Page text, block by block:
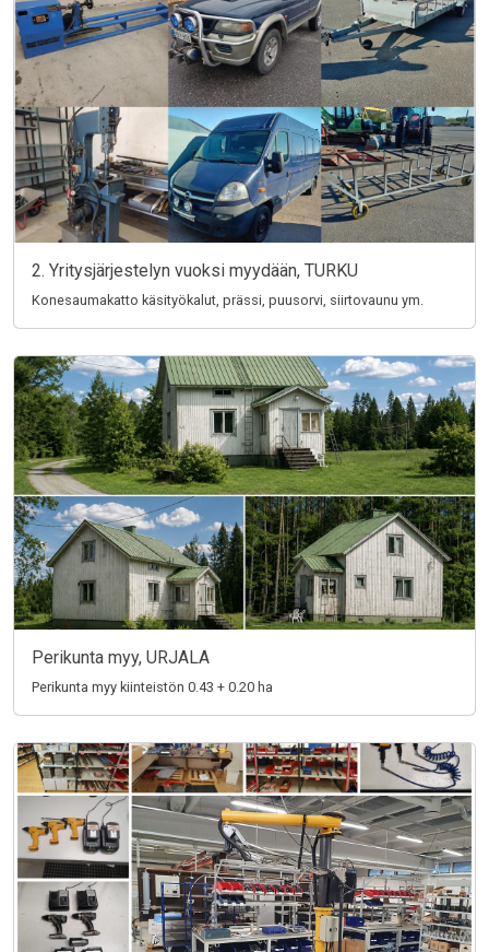
2. Yritysjärjestelyn vuoksi myydään, TURKU
Konesaumakatto käsityökalut, prässi, puusorvi, siirtovaunu ym.
Perikunta myy, URJALA
Perikunta myy kiinteistön 0.43 + 0.20 ha